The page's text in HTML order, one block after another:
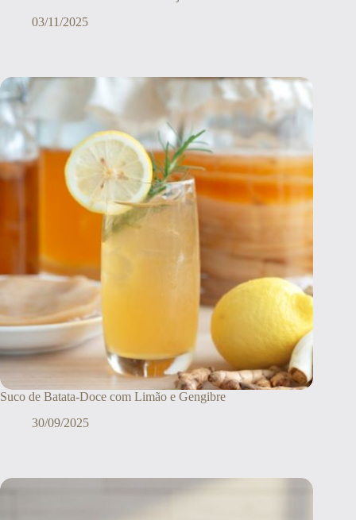
03/11/2025
Suco de Batata-Doce com Limão e Gengibre
30/09/2025